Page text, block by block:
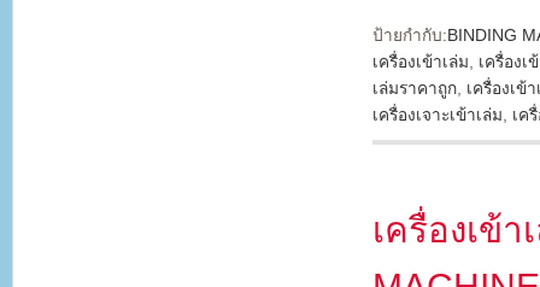
ป้ายกำกับ: BINDING
เครื่องเข้าเล่ม, เครื่องเ
เล่มราคาถูก, เครื่องเข้
เครื่องเจาะเข้าเล่ม, เค
เครื่องเข้